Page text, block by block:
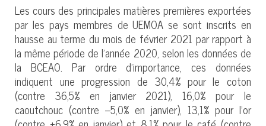
Les cours des principales matières premières exportées
par les pays membres de UEMOA se sont inscrits en
hausse au terme du mois de février 2021 par rapport à
la même période de l’année 2020, selon les données de
la BCEAO. Par ordre d’importance, ces données
indiquent une progression de 30,4% pour le coton
(contre 36,5% en janvier 2021), 16,0% pour le
caoutchouc (contre –5,0% en janvier), 13,1% pour l’or